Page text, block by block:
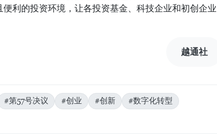
利的投资环境，让各投资基金、科技企业和初创企业
越通社
#第57号决议 #创业 #创新
#数字化转型